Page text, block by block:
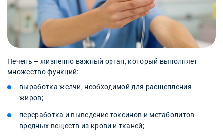
Печень – жизненно важный орган, который выполняет
множество функций:
выработка желчи, необходимой для расщепления
жиров;
переработка и выведение токсинов и метаболитов
вредных веществ из крови и тканей;